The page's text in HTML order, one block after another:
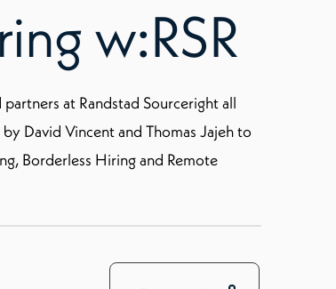
w:RSR
at Randstad Sourceright all
David Vincent and Thomas Jajeh to
Borderless Hiring and Remote